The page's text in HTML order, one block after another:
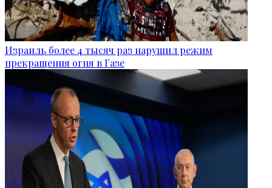
Израиль более 4 тысяч раз нарушил режим
прекращения огня в Газе